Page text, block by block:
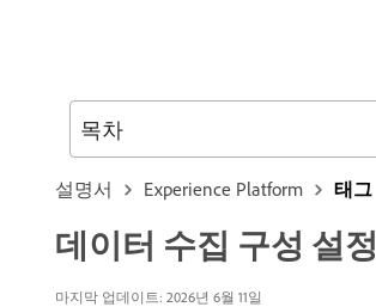
설명서 Experience Platform 태그
데이터 수집 구성 설정
마지막 업데이트: 2026년 6월 11일
목차